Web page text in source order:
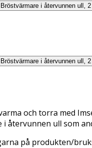
i återvunnen ull,
i återvunnen ull,
och torra med
återvunnen ull som
på produkten/